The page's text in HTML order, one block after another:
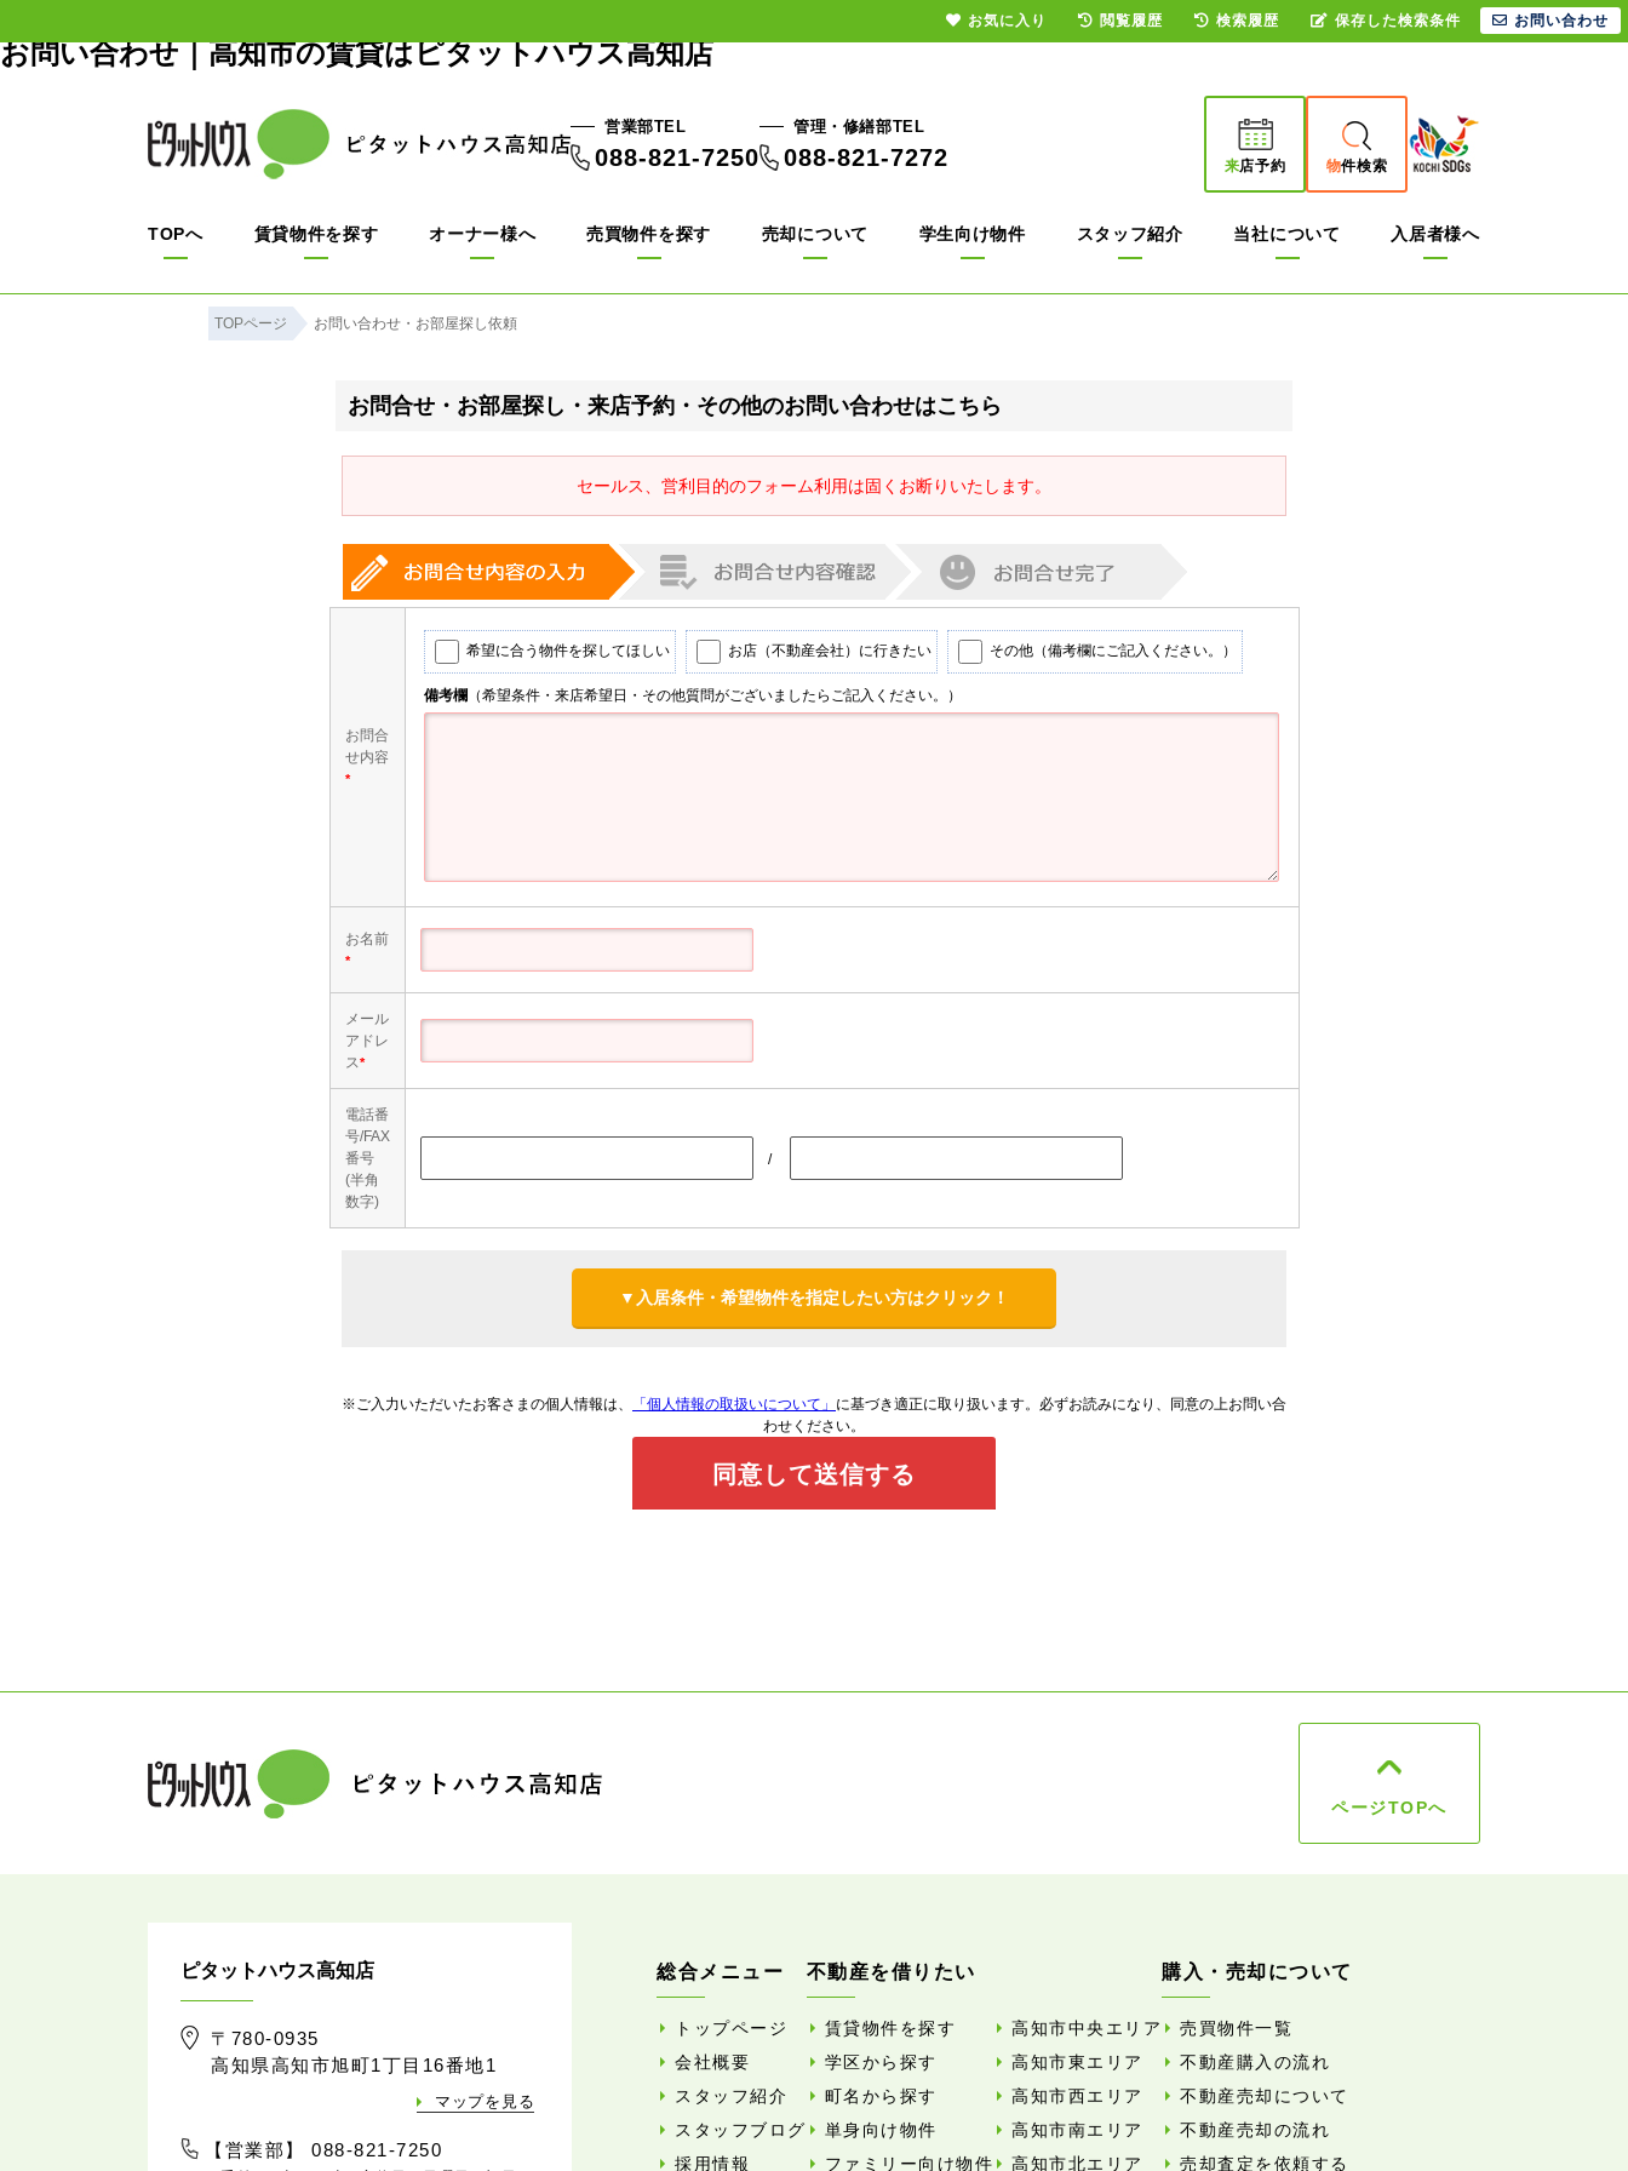
お問い合わせ｜高知市の賃貸はピタットハウス高知店
営業部TEL
088-821-7250
管理・修繕部TEL
088-821-7272 来店予約 物件検索
TOPへ 賃貸物件を探す オーナー様へ 売買物件を探す 売却について 学生向け物件 スタッフ紹介 当社について 入居者様へ
TOPページ お問い合わせ・お部屋探し依頼
お問合せ・お部屋探し・来店予約・その他のお問い合わせはこちら
セールス、営利目的のフォーム利用は固くお断りいたします。
お問合
せ内容
*
希望に合う物件を探してほしい お店（不動産会社）に行きたい その他（備考欄にご記入ください。）
備考欄 （希望条件・来店希望日・その他質問がございましたらご記入ください。）
お名前
*
メール
アドレ
ス*
電話番
号/FAX
番号
(半角
数字)
/
▼入居条件・希望物件を指定したい方はクリック！
※ご入力いただいたお客さまの個人情報は、 「個人情報の取扱いについて」 に基づき適正に取り扱います。必ずお読みになり、同意の上お問い合
わせください。
ページTOPへ
ピタットハウス高知店
〒780-0935
高知県高知市旭町1丁目16番地1
マップを見る
【営業部】 088-821-7250
総合メニュー
トップページ
会社概要
スタッフ紹介
スタッフブログ
採用情報
不動産を借りたい
賃貸物件を探す
学区から探す
町名から探す
単身向け物件
ファミリー向け物件
高知市中央エリア
高知市東エリア
高知市西エリア
高知市南エリア
高知市北エリア
購入・売却について
売買物件一覧
不動産購入の流れ
不動産売却について
不動産売却の流れ
売却査定を依頼する
お気に入り 閲覧履歴 検索履歴 保存した検索条件 お問い合わせ